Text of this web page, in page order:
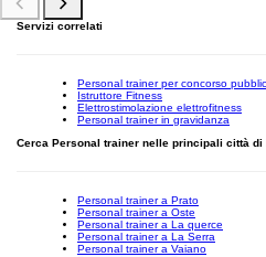
Servizi correlati
Personal trainer per concorso
Istruttore Fitness
Elettrostimolazione elettrofitness
Personal trainer in gravidanza
Cerca Personal trainer nelle principali città di
Personal trainer a Prato
Personal trainer a Oste
Personal trainer a La querce
Personal trainer a La Serra
Personal trainer a Vaiano